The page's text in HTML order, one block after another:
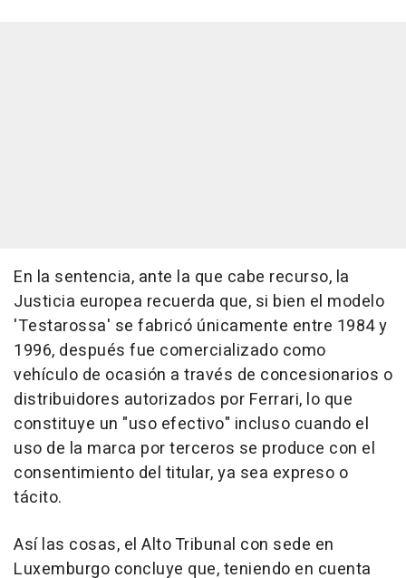
En la sentencia, ante la que cabe recurso, la
Justicia europea recuerda que, si bien el modelo
'Testarossa' se fabricó únicamente entre 1984 y
1996, después fue comercializado como
vehículo de ocasión a través de concesionarios o
distribuidores autorizados por Ferrari, lo que
constituye un "uso efectivo" incluso cuando el
uso de la marca por terceros se produce con el
consentimiento del titular, ya sea expreso o
tácito.
Así las cosas, el Alto Tribunal con sede en
Luxemburgo concluye que, teniendo en cuenta